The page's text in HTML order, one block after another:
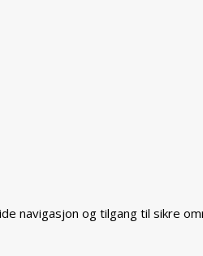
navigasjon og tilgang til sikre